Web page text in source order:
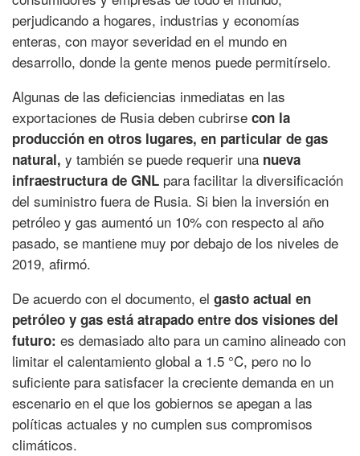
perjudicando a hogares, industrias y economías
enteras, con mayor severidad en el mundo en
desarrollo, donde la gente menos puede permitírselo.
Algunas de las deficiencias inmediatas en las
exportaciones de Rusia deben cubrirse con la
producción en otros lugares, en particular de gas
natural, y también se puede requerir una nueva
infraestructura de GNL para facilitar la diversificación
del suministro fuera de Rusia. Si bien la inversión en
petróleo y gas aumentó un 10% con respecto al año
pasado, se mantiene muy por debajo de los niveles de
2019, afirmó.
De acuerdo con el documento, el gasto actual en
petróleo y gas está atrapado entre dos visiones del
futuro: es demasiado alto para un camino alineado con
limitar el calentamiento global a 1.5 °C, pero no lo
suficiente para satisfacer la creciente demanda en un
escenario en el que los gobiernos se apegan a las
políticas actuales y no cumplen sus compromisos
climáticos.